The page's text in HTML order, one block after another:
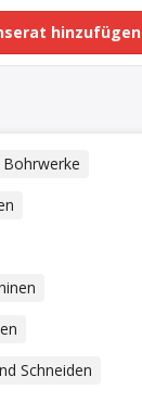
hinzufügen
Schneiden